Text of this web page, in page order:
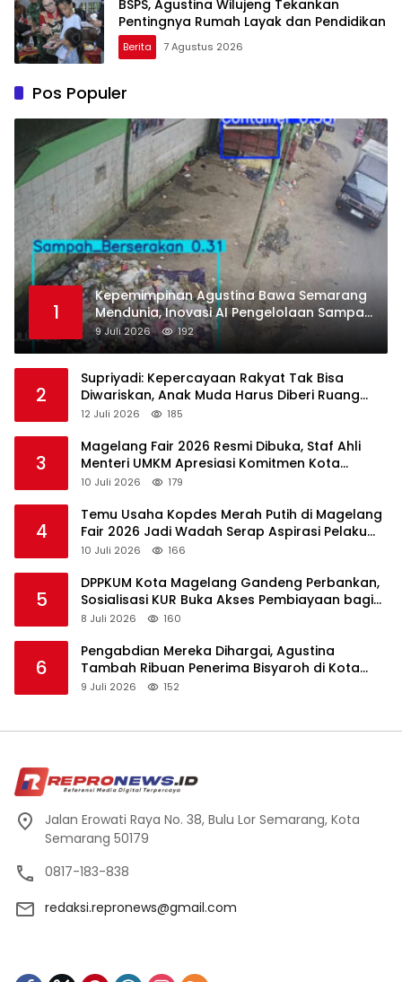
BSPS, Agustina Wilujeng Tekankan
Pentingnya Rumah Layak dan Pendidikan
Berita 7 Agustus 2026
Pos Populer
1
Kepemimpinan Agustina Bawa Semarang
Mendunia, Inovasi AI Pengelolaan Sampah
Raih Pengakuan di Guangzhou Award
2026
9 Juli 2026 192
2
Supriyadi: Kepercayaan Rakyat Tak Bisa
Diwariskan, Anak Muda Harus Diberi Ruang
Memimpin
12 Juli 2026 185
3
Magelang Fair 2026 Resmi Dibuka, Staf Ahli
Menteri UMKM Apresiasi Komitmen Kota
Magelang Majukan UMKM
10 Juli 2026 179
4
Temu Usaha Kopdes Merah Putih di Magelang
Fair 2026 Jadi Wadah Serap Aspirasi Pelaku
Koperasi
10 Juli 2026 166
5
DPPKUM Kota Magelang Gandeng Perbankan,
Sosialisasi KUR Buka Akses Pembiayaan bagi
UMKM
8 Juli 2026 160
6
Pengabdian Mereka Dihargai, Agustina
Tambah Ribuan Penerima Bisyaroh di Kota
Semarang
9 Juli 2026 152
Jalan Erowati Raya No. 38, Bulu Lor Semarang, Kota
Semarang 50179
0817-183-838
redaksi.repronews@gmail.com